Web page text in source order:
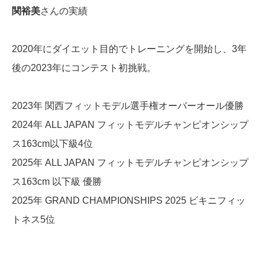
関裕美さんの実績
2020年にダイエット目的でトレーニングを開始し、3年
後の2023年にコンテスト初挑戦。
2023年 関西フィットモデル選手権オーバーオール優勝
2024年 ALL JAPAN フィットモデルチャンピオンシップ
ス163cm以下級4位
2025年 ALL JAPAN フィットモデルチャンピオンシップ
ス163cm 以下級 優勝
2025年 GRAND CHAMPIONSHIPS 2025 ビキニフィッ
トネス5位